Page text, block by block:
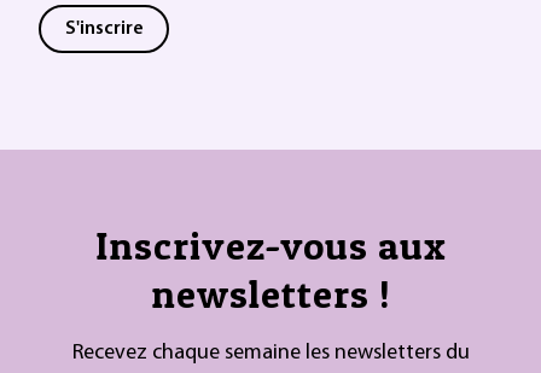
S'inscrire
Inscrivez-vous aux
newsletters !
Recevez chaque semaine les newsletters du